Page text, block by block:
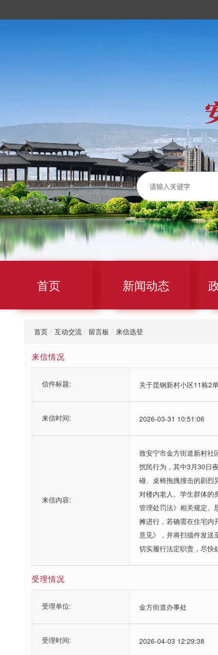
首页 新闻动态
首页 / 互动交流 / 留言板 / 来信选登
来信情况
信件标题: 关于昆钢新村小区11栋2
来信时间: 2026-03-31 10:51:06
来信内容:
致安宁市金方街道新村社
扰民行为，其中3月30日
碰、桌椅拖拽撞击的剧烈
对楼内老人、学生群体的
管理处罚法》相关规定。
摊进行，若确需在住宅内
意见》，并将扫描件发送
切实履行法定职责，尽快
受理情况
受理单位: 金方街道办事处
受理时间: 2026-04-03 12:29:38